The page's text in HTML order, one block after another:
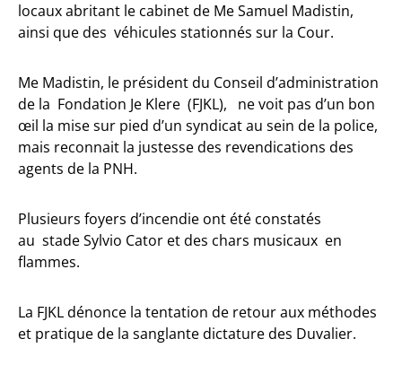
locaux abritant le cabinet de Me Samuel Madistin,
ainsi que des véhicules stationnés sur la Cour.
Me Madistin, le président du Conseil d’administration
de la Fondation Je Klere (FJKL), ne voit pas d’un bon
œil la mise sur pied d’un syndicat au sein de la police,
mais reconnait la justesse des revendications des
agents de la PNH.
Plusieurs foyers d’incendie ont été constatés
au stade Sylvio Cator et des chars musicaux en
flammes.
La FJKL dénonce la tentation de retour aux méthodes
et pratique de la sanglante dictature des Duvalier.